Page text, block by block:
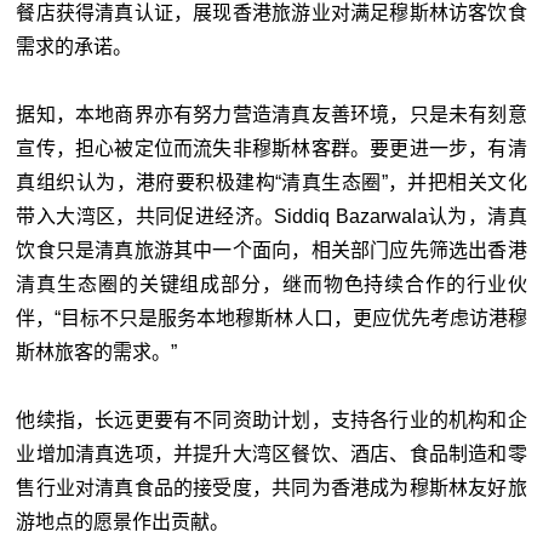
餐店获得清真认证，展现香港旅游业对满足穆斯林访客饮食
需求的承诺。
据知，本地商界亦有努力营造清真友善环境，只是未有刻意
宣传，担心被定位而流失非穆斯林客群。要更进一步，有清
真组织认为，港府要积极建构“清真生态圈”，并把相关文化
带入大湾区，共同促进经济。Siddiq Bazarwala认为，清真
饮食只是清真旅游其中一个面向，相关部门应先筛选出香港
清真生态圈的关键组成部分，继而物色持续合作的行业伙
伴，“目标不只是服务本地穆斯林人口，更应优先考虑访港穆
斯林旅客的需求。”
他续指，长远更要有不同资助计划，支持各行业的机构和企
业增加清真选项，并提升大湾区餐饮、酒店、食品制造和零
售行业对清真食品的接受度，共同为香港成为穆斯林友好旅
游地点的愿景作出贡献。